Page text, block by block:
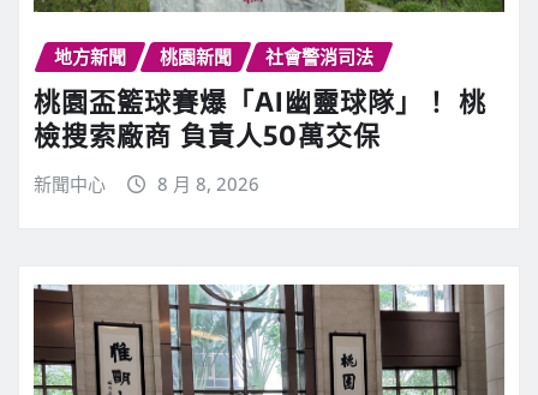
地方新聞 桃園新聞 社會警消司法
桃園盃籃球賽爆「AI幽靈球隊」！ 桃
檢搜索廠商 負責人50萬交保
新聞中心 8 月 8, 2026